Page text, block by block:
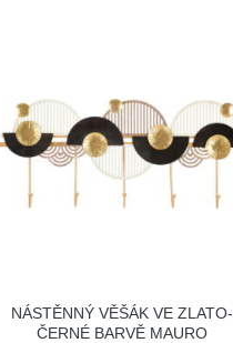
NÁSTĚNNÝ VĚŠÁK VE ZLATO-
ČERNÉ BARVĚ MAURO